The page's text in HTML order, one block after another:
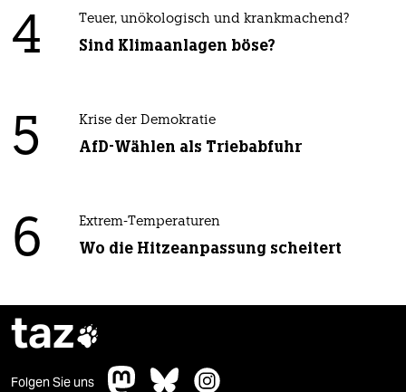
4 Teuer, unökologisch und krankmachend?
Sind Klimaanlagen böse?
5 Krise der Demokratie
AfD-Wählen als Triebabfuhr
6 Extrem-Temperaturen
Wo die Hitzeanpassung scheitert
taz
Folgen Sie uns